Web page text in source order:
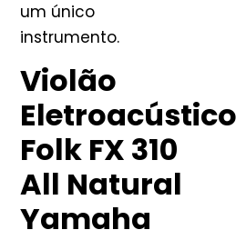
um único
instrumento.
Violão
Eletroacústico
Folk FX 310
All Natural
Yamaha